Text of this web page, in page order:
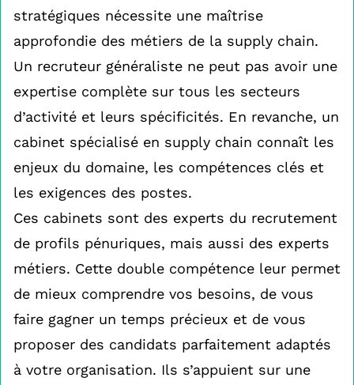
stratégiques nécessite une maîtrise
approfondie des métiers de la supply chain.
Un recruteur généraliste ne peut pas avoir une
expertise complète sur tous les secteurs
d’activité et leurs spécificités. En revanche, un
cabinet spécialisé en supply chain connaît les
enjeux du domaine, les compétences clés et
les exigences des postes.
Ces cabinets sont des experts du recrutement
de profils pénuriques, mais aussi des experts
métiers. Cette double compétence leur permet
de mieux comprendre vos besoins, de vous
faire gagner un temps précieux et de vous
proposer des candidats parfaitement adaptés
à votre organisation. Ils s’appuient sur une